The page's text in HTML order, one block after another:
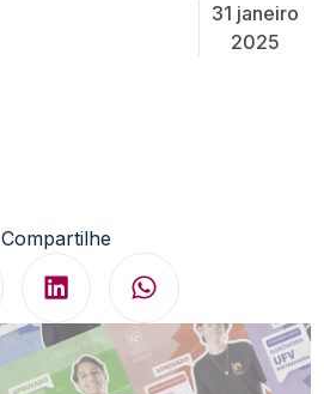
31 janeiro
2025
Compartilhe